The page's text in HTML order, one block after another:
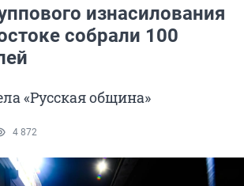
изнасилования
собрали 100
«Русская община»
4 872